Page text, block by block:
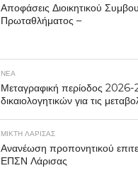
Αποφάσεις Διοικητικού
Πρωταθλήματος –
ΝΕΑ
Μεταγραφική περίοδος
δικαιολογητικών για τις
ΜΙΚΤΗ ΛΑΡΙΣΑΣ
Ανανέωση προπονητικού
ΕΠΣΝ Λάρισας